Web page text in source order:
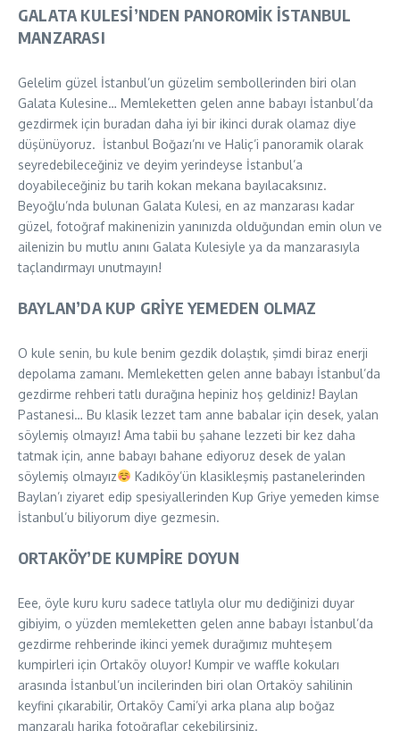
GALATA KULESİ’NDEN PANOROMİK İSTANBUL
MANZARASI
Gelelim güzel İstanbul’un güzelim sembollerinden biri olan
Galata Kulesine… Memleketten gelen anne babayı İstanbul’da
gezdirmek için buradan daha iyi bir ikinci durak olamaz diye
düşünüyoruz. İstanbul Boğazı’nı ve Haliç’i panoramik olarak
seyredebileceğiniz ve deyim yerindeyse İstanbul’a
doyabileceğiniz bu tarih kokan mekana bayılacaksınız.
Beyoğlu’nda bulunan Galata Kulesi, en az manzarası kadar
güzel, fotoğraf makinenizin yanınızda olduğundan emin olun ve
ailenizin bu mutlu anını Galata Kulesiyle ya da manzarasıyla
taçlandırmayı unutmayın!
BAYLAN’DA KUP GRİYE YEMEDEN OLMAZ
O kule senin, bu kule benim gezdik dolaştık, şimdi biraz enerji
depolama zamanı. Memleketten gelen anne babayı İstanbul’da
gezdirme rehberi tatlı durağına hepiniz hoş geldiniz! Baylan
Pastanesi… Bu klasik lezzet tam anne babalar için desek, yalan
söylemiş olmayız! Ama tabii bu şahane lezzeti bir kez daha
tatmak için, anne babayı bahane ediyoruz desek de yalan
söylemiş olmayız
Kadıköy’ün klasikleşmiş pastanelerinden
Baylan’ı ziyaret edip spesiyallerinden Kup Griye yemeden kimse
İstanbul’u biliyorum diye gezmesin.
ORTAKÖY’DE KUMPİRE DOYUN
Eee, öyle kuru kuru sadece tatlıyla olur mu dediğinizi duyar
gibiyim, o yüzden memleketten gelen anne babayı İstanbul’da
gezdirme rehberinde ikinci yemek durağımız muhteşem
kumpirleri için Ortaköy oluyor! Kumpir ve waffle kokuları
arasında İstanbul’un incilerinden biri olan Ortaköy sahilinin
keyfini çıkarabilir, Ortaköy Cami’yi arka plana alıp boğaz
manzaralı harika fotoğraflar çekebilirsiniz.